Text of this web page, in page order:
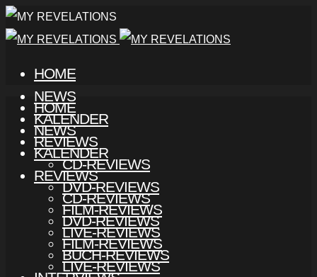
HOME
NEWS
KALENDER
REVIEWS
CD-REVIEWS
DVD-REVIEWS
FILM-REVIEWS
LIVE-REVIEWS
BUCH-REVIEWS
HOME
NEWS
KALENDER
REVIEWS
CD-REVIEWS
DVD-REVIEWS
FILM-REVIEWS
LIVE-REVIEWS